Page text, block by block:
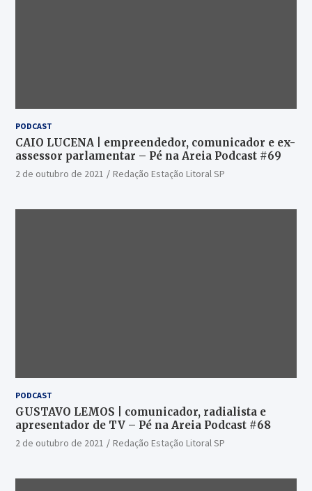
PODCAST
CAIO LUCENA | empreendedor, comunicador e ex-
assessor parlamentar – Pé na Areia Podcast #69
2 de outubro de 2021 Redação Estação Litoral SP
PODCAST
GUSTAVO LEMOS | comunicador, radialista e
apresentador de TV – Pé na Areia Podcast #68
2 de outubro de 2021 Redação Estação Litoral SP